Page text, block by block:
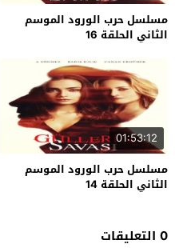
مسلسل حرب الورود الموسم
الثاني الحلقة 16
01:53:12
مسلسل حرب الورود الموسم
الثاني الحلقة 14
0 التعليقات